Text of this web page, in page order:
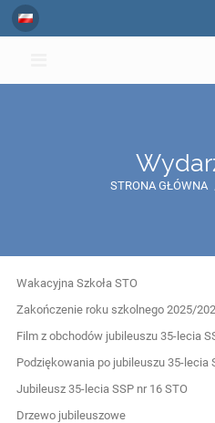
STRONA GŁÓWNA
Wydarzenia
Wakacyjna Szkoła STO
Zakończenie roku szkolnego 2025/
Film z obchodów jubileuszu 35-lecia
Podziękowania po jubileuszu 35-lecia
Jubileusz 35-lecia SSP nr 16 STO
Drzewo jubileuszowe